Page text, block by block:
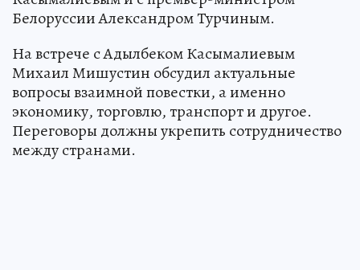
Белоруссии Александром Турчиным.
На встрече с Адылбеком Касымалиевым
Михаил Мишустин обсудил актуальные
вопросы взаимной повестки, а именно
экономику, торговлю, транспорт и другое.
Переговоры должны укрепить сотрудничество
между странами.